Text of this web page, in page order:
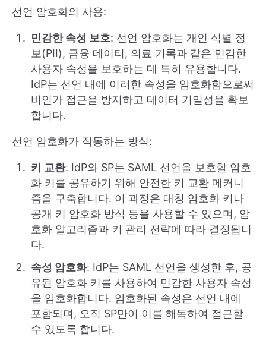
선언 암호화의 사용:
민감한 속성 보호: 선언 암호화는 개인 식별 정
보(PII), 금융 데이터, 의료 기록과 같은 민감한
사용자 속성을 보호하는 데 특히 유용합니다.
IdP는 선언 내에 이러한 속성을 암호화함으로써
비인가 접근을 방지하고 데이터 기밀성을 확보
합니다.
선언 암호화가 작동하는 방식:
키 교환: IdP와 SP는 SAML 선언을 보호할 암호
화 키를 공유하기 위해 안전한 키 교환 메커니
즘을 구축합니다. 이 과정은 대칭 암호화 키나
공개 키 암호화 방식 등을 사용할 수 있으며, 암
호화 알고리즘과 키 관리 전략에 따라 결정됩니
다.
속성 암호화: IdP는 SAML 선언을 생성한 후, 공
유된 암호화 키를 사용하여 민감한 사용자 속성
을 암호화합니다. 암호화된 속성은 선언 내에
포함되며, 오직 SP만이 이를 해독하여 접근할
수 있도록 합니다.